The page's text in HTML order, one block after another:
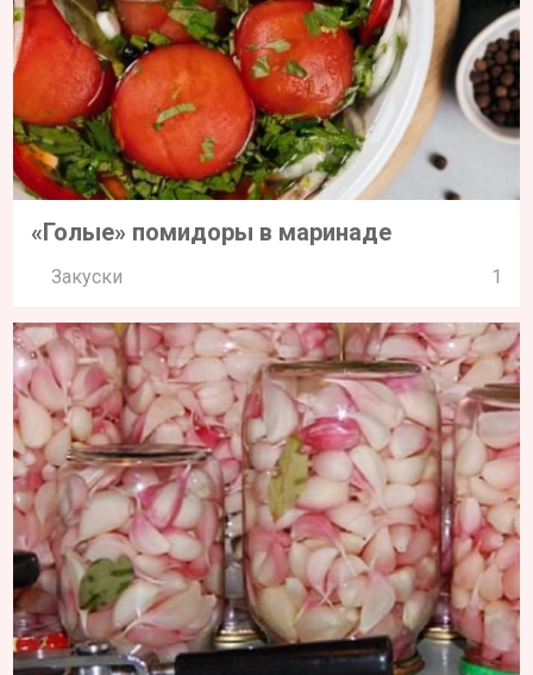
«Голые» помидоры в маринаде
Закуски 1